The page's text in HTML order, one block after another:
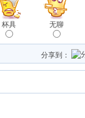
杯具 无聊
分享到：